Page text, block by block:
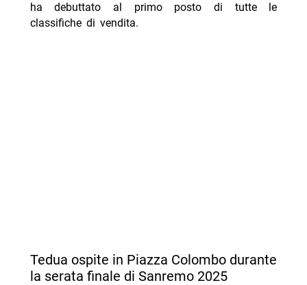
ha debuttato al primo posto di tutte le
classifiche di vendita.
Tedua ospite in Piazza Colombo durante
la serata finale di Sanremo 2025